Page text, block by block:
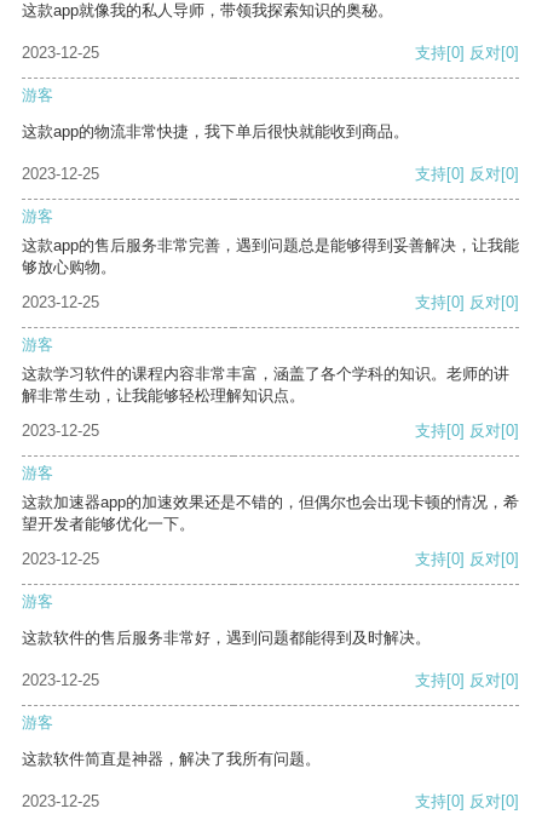
这款app就像我的私人导师，带领我探索知识的奥秘。
2023-12-25 支持[0] 反对[0]
游客
这款app的物流非常快捷，我下单后很快就能收到商品。
2023-12-25 支持[0] 反对[0]
游客
这款app的售后服务非常完善，遇到问题总是能够得到妥善解决，让我能
够放心购物。
2023-12-25
支持[0] 反对[0]
游客
这款学习软件的课程内容非常丰富，涵盖了各个学科的知识。老师的讲
解非常生动，让我能够轻松理解知识点。
2023-12-25
支持[0] 反对[0]
游客
这款加速器app的加速效果还是不错的，但偶尔也会出现卡顿的情况，希
望开发者能够优化一下。
2023-12-25
支持[0] 反对[0]
游客
这款软件的售后服务非常好，遇到问题都能得到及时解决。
2023-12-25 支持[0] 反对[0]
游客
这款软件简直是神器，解决了我所有问题。
2023-12-25 支持[0] 反对[0]